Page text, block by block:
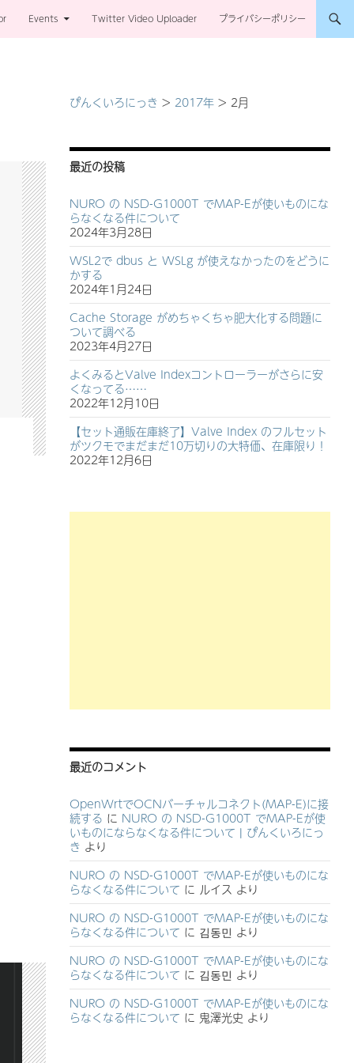
Events Twitter Video Uploader プライバシーポリシー
ぴんくいろにっき > 2017年> 2月
最近の投稿
NURO の NSD-G1000T でMAP-Eが使いものにな
らなくなる件について
2024年3月28日
WSL2で dbus と WSLg が使えなかったのをどうに
かする
2024年1月24日
Cache Storage がめちゃくちゃ肥大化する問題に
ついて調べる
2023年4月27日
よくみるとValve Indexコントローラーがさらに安
くなってる……
2022年12月10日
【セット通販在庫終了】Valve Index のフルセット
がツクモでまだまだ10万切りの大特価、在庫限り！
2022年12月6日
最近のコメント
OpenWrtでOCNバーチャルコネクト(MAP-E)に接
続する に NURO の NSD-G1000T でMAP-Eが使
いものにならなくなる件について | ぴんくいろにっ
き より
NURO の NSD-G1000T でMAP-Eが使いものにな
らなくなる件について に ルイス より
NURO の NSD-G1000T でMAP-Eが使いものにな
らなくなる件について に 김동민 より
NURO の NSD-G1000T でMAP-Eが使いものにな
らなくなる件について に 김동민 より
NURO の NSD-G1000T でMAP-Eが使いものにな
らなくなる件について に 鬼澤光史 より